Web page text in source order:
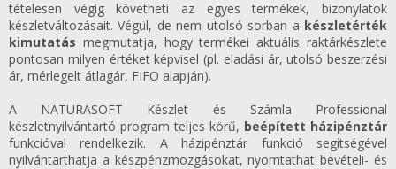
tételesen végig követheti az egyes termékek, bizonylatok
készletváltozásait. Végül, de nem utolsó sorban a készletérték
kimutatás megmutatja, hogy termékei aktuális raktárkészlete
pontosan milyen értéket képvisel (pl. eladási ár, utolsó beszerzési
ár, mérlegelt átlagár, FIFO alapján).
A NATURASOFT Készlet és Számla Professional
készletnyilvántartó program teljes körű, beépített házipénztár
funkcióval rendelkezik. A házipénztár funkció segítségével
nyilvántarthatja a készpénzmozgásokat, nyomtathat bevételi- és